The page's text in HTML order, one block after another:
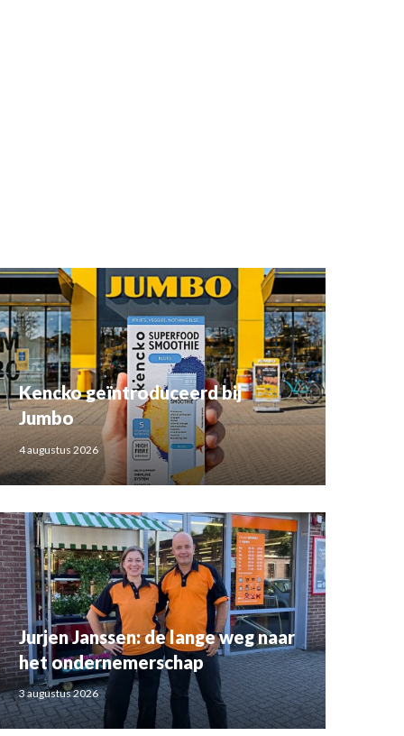
Kencko geïntroduceerd bij
Jumbo
4 augustus 2026
Jurjen Janssen: de lange weg naar
het ondernemerschap
3 augustus 2026